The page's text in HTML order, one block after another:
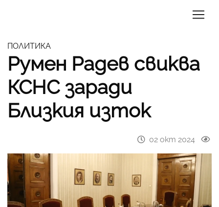
ПОЛИТИКА
Румен Радев свиква
КСНС заради
Близкия изток
02 окт 2024